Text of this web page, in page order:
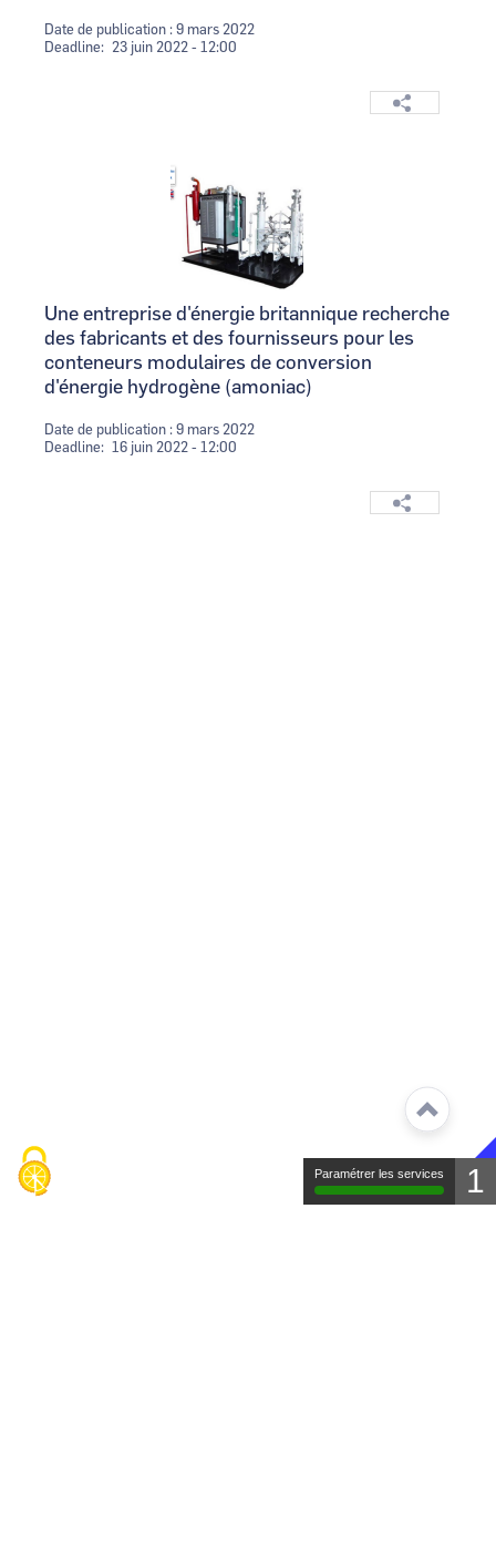
Date de publication : 9 mars 2022
Deadline
23 juin 2022 - 12:00
Une entreprise d'énergie britannique recherche
des fabricants et des fournisseurs pour les
conteneurs modulaires de conversion
d'énergie hydrogène (amoniac)
Date de publication : 9 mars 2022
Deadline
16 juin 2022 - 12:00
Paramétrer les services 1